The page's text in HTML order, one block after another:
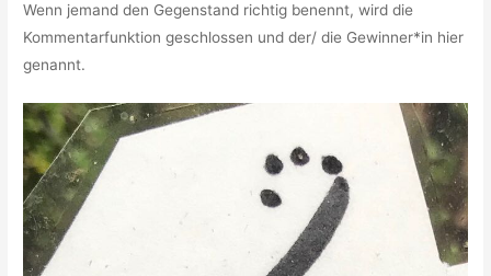
Wenn jemand den Gegenstand richtig benennt, wird die
Kommentarfunktion geschlossen und der/ die Gewinner*in hier
genannt.